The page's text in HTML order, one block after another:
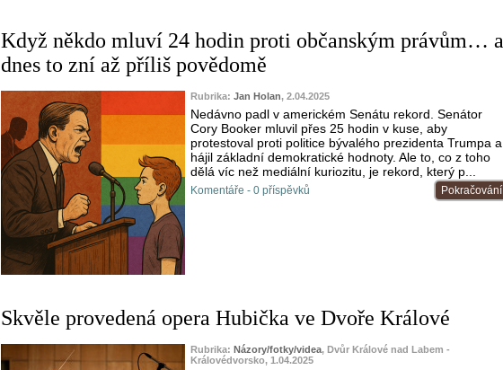
Když někdo mluví 24 hodin proti občanským právům… a
dnes to zní až příliš povědomě
Rubrika: Jan Holan, 2.04.2025
Nedávno padl v americkém Senátu rekord. Senátor
Cory Booker mluvil přes 25 hodin v kuse, aby
protestoval proti politice bývalého prezidenta Trumpa a
hájil základní demokratické hodnoty. Ale to, co z toho
dělá víc než mediální kuriozitu, je rekord, který p...
Pokračování
Komentáře - 0 příspěvků
Skvěle provedená opera Hubička ve Dvoře Králové
Rubrika: Názory/fotky/videa, Dvůr Králové nad Labem -
Královédvorsko, 1.04.2025